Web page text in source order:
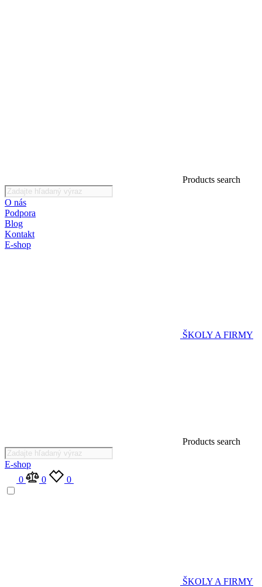
Products search
O nás
Podpora
Blog
Kontakt
E-shop
ŠKOLY A FIRMY
Products search
E-shop
0
0 0
ŠKOLY A FIRMY